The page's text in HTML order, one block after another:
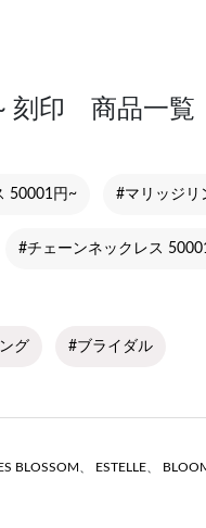
刻印 商品一覧
50001円~ #マリッジリ
#チェーンネックレス
グ #ブライダル
BLOSSOM ESTELLE